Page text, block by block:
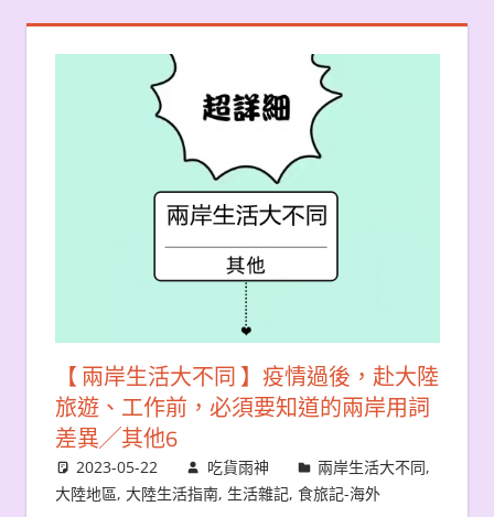
【 兩岸生活大不同 】疫情過後，赴大陸
旅遊、工作前，必須要知道的兩岸用詞
差異╱其他6
2023-05-22 吃貨雨神 兩岸生活大不同,
大陸地區, 大陸生活指南, 生活雜記, 食旅記-海外